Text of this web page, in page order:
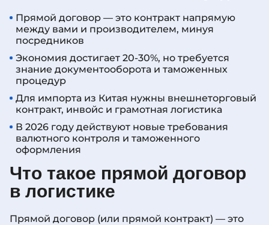
Прямой договор — это контракт напрямую
между вами и производителем, минуя
посредников
Экономия достигает 20-30%, но требуется
знание документооборота и таможенных
процедур
Для импорта из Китая нужны внешнеторговый
контракт, инвойс и грамотная логистика
В 2026 году действуют новые требования
валютного контроля и таможенного
оформления
Что такое прямой договор
в логистике
Прямой договор (или прямой контракт) — это